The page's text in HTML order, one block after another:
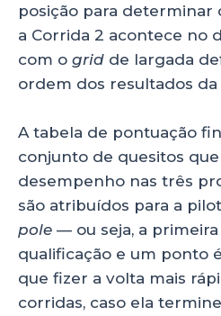
posição para determinar
a Corrida 2 acontece no
com o grid de largada
ordem dos resultados da
A tabela de pontuação
conjunto de quesitos
desempenho nas três
são atribuídos para a
pole — ou seja, a
qualificação e um ponto
que fizer a volta mais
corridas, caso ela